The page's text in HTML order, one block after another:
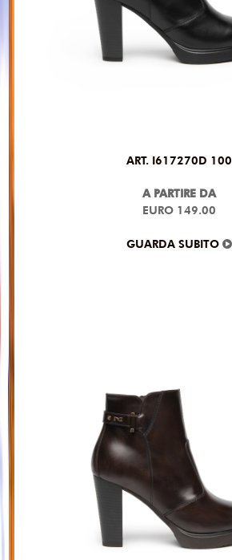
ART. I617270D 100
A PARTIRE DA
EURO 149.00
GUARDA SUBITO